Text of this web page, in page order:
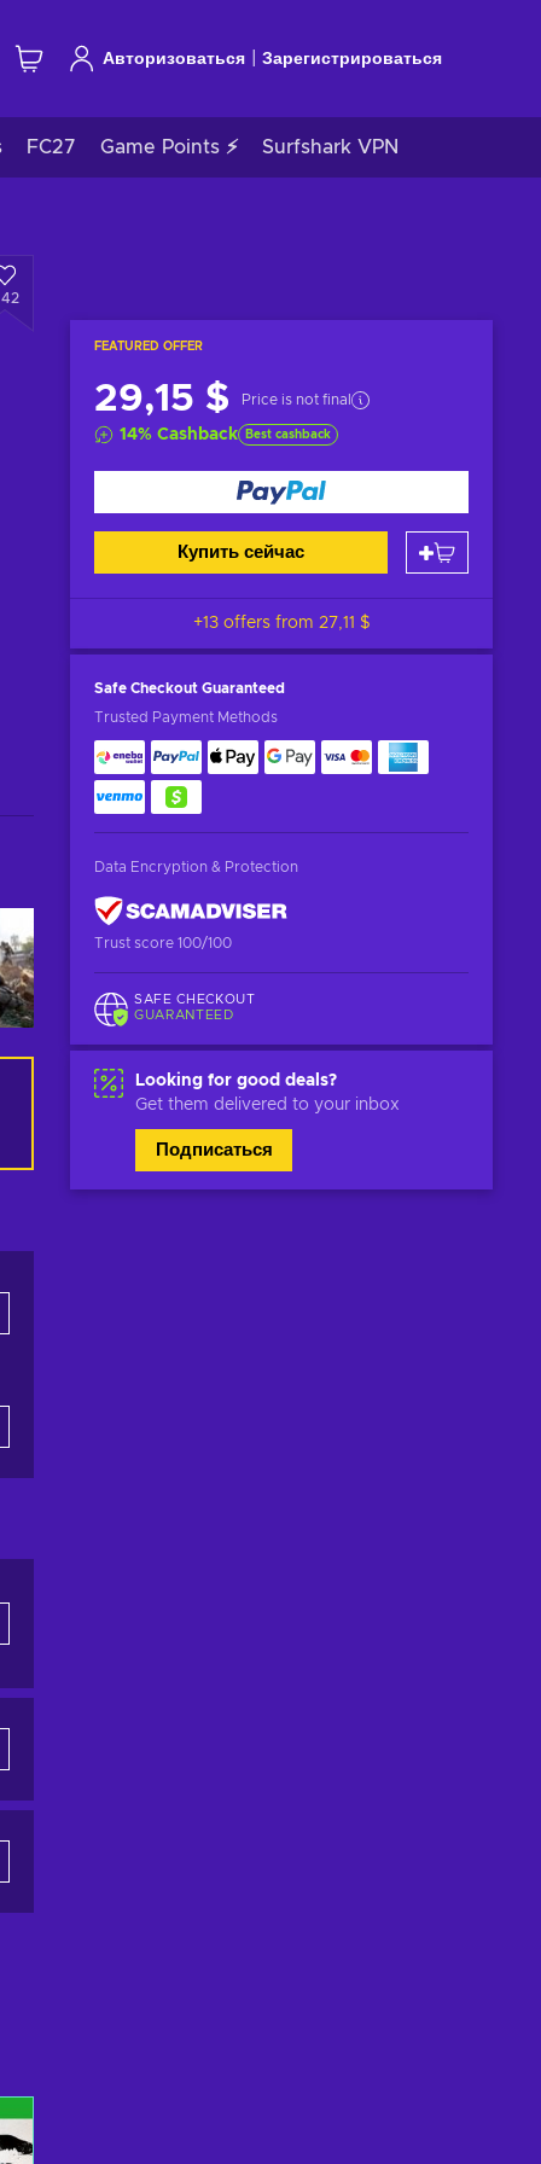
Авторизоваться Зарегистрироваться
FC27 Game Points ⚡ Surfshark VPN
FEATURED OFFER
29,15 $ Price is not final
14% Cashback Best cashback
Купить сейчас
+13 offers from 27,11 $
Safe Checkout Guaranteed
Trusted Payment Methods
Data Encryption & Protection
Trust score 100/100
SAFE CHECKOUT
GUARANTEED
Looking for good deals?
Get them delivered to your inbox
Подписаться